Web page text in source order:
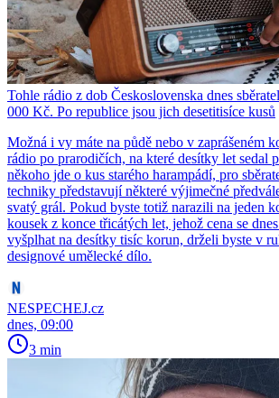
Tohle rádio z dob Československa dnes
000 Kč. Po republice jsou jich desetitisíce kusů
Možná i vy máte na půdě nebo v zaprášeném
rádio po prarodičích, na které desítky let sedal
někoho jde o kus starého harampádí, pro
techniky představují některé výjimečné
svatý grál. Pokud byste totiž narazili na jeden
kousek z konce třicátých let, jehož cena se
vyšplhat na desítky tisíc korun, drželi byste v
designové umělecké dílo.
NESPECHEJ.cz
dnes, 09:00
3 min